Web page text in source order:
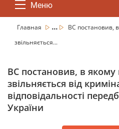
Меню
Главная ...
ВС постановив,
звільняється...
ВС постановив, в якому
звільняється від
відповідальності
України